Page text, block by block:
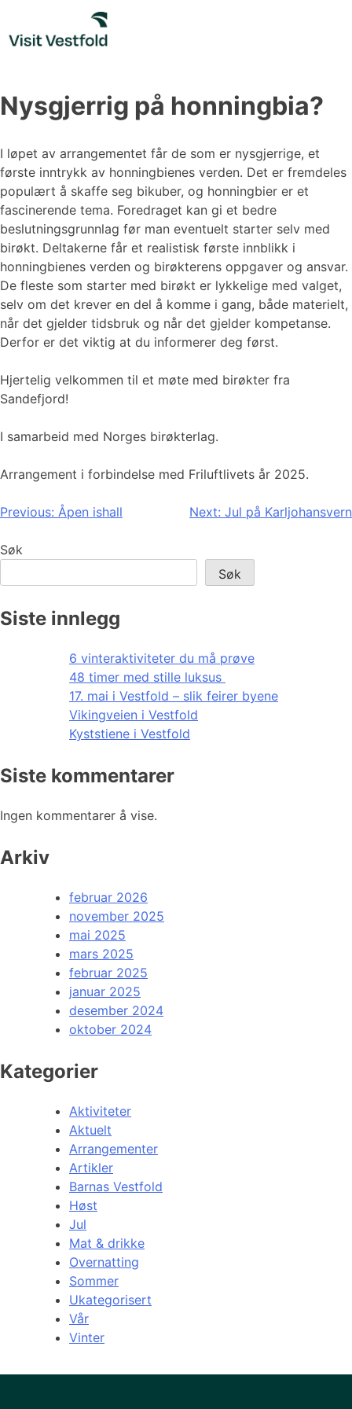
content
Nysgjerrig på honningbia?
I løpet av arrangementet får de som er nysgjerrige, et
første inntrykk av honningbienes verden. Det er fremdeles
populært å skaffe seg bikuber, og honningbier er et
fascinerende tema. Foredraget kan gi et bedre
beslutningsgrunnlag før man eventuelt starter selv med
birøkt. Deltakerne får et realistisk første innblikk i
honningbienes verden og birøkterens oppgaver og ansvar.
De fleste som starter med birøkt er lykkelige med valget,
selv om det krever en del å komme i gang, både materielt,
når det gjelder tidsbruk og når det gjelder kompetanse.
Derfor er det viktig at du informerer deg først.
Hjertelig velkommen til et møte med birøkter fra
Sandefjord!
I samarbeid med Norges birøkterlag.
Arrangement i forbindelse med Friluftlivets år 2025.
Innleggsnavigasjon
Previous: Åpen ishall Next: Jul på Karljohansvern
Søk
Søk
Siste innlegg
6 vinteraktiviteter du må prøve
48 timer med stille luksus
17. mai i Vestfold – slik feirer byene
Vikingveien i Vestfold
Kyststiene i Vestfold
Siste kommentarer
Ingen kommentarer å vise.
Arkiv
februar 2026
november 2025
mai 2025
mars 2025
februar 2025
januar 2025
desember 2024
oktober 2024
Kategorier
Aktiviteter
Aktuelt
Arrangementer
Artikler
Barnas Vestfold
Høst
Jul
Mat & drikke
Overnatting
Sommer
Ukategorisert
Vår
Vinter